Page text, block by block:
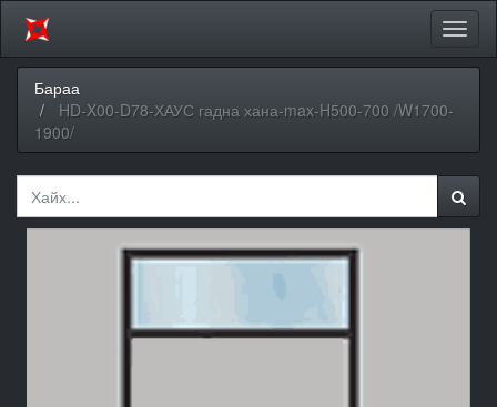
Бараа
HD-X00-D78-ХАУС гадна хана-max-H500-700 /W1700-
1900/